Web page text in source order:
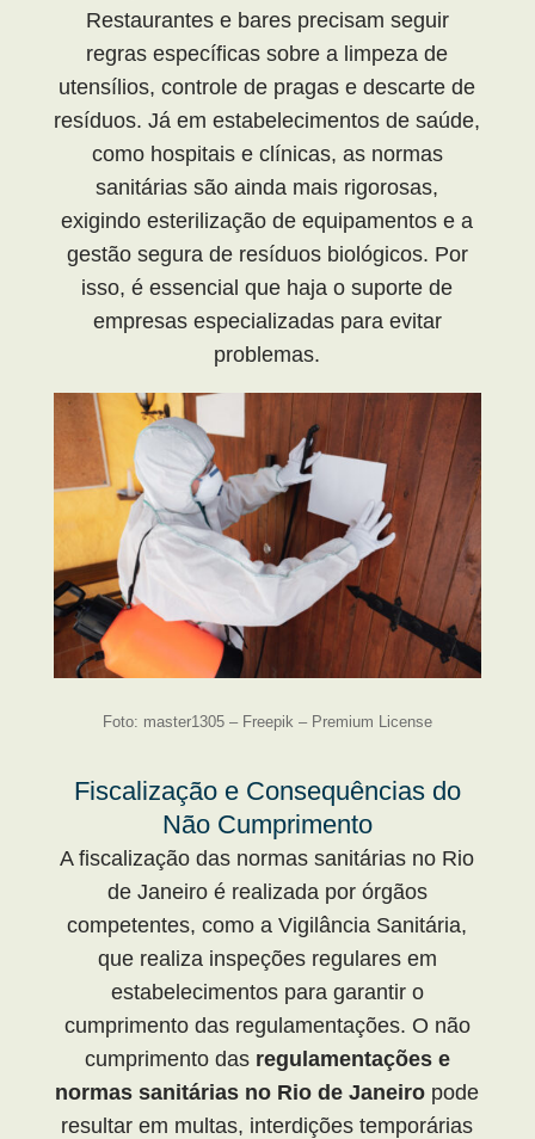
Restaurantes e bares precisam seguir
regras específicas sobre a limpeza de
utensílios, controle de pragas e descarte de
resíduos. Já em estabelecimentos de saúde,
como hospitais e clínicas, as normas
sanitárias são ainda mais rigorosas,
exigindo esterilização de equipamentos e a
gestão segura de resíduos biológicos. Por
isso, é essencial que haja o suporte de
empresas especializadas para evitar
problemas.
Foto: master1305 – Freepik – Premium License
Fiscalização e Consequências do
Não Cumprimento
A fiscalização das normas sanitárias no Rio
de Janeiro é realizada por órgãos
competentes, como a Vigilância Sanitária,
que realiza inspeções regulares em
estabelecimentos para garantir o
cumprimento das regulamentações. O não
cumprimento das regulamentações e
normas sanitárias no Rio de Janeiro pode
resultar em multas, interdições temporárias